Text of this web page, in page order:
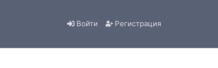
Войти Регистрация